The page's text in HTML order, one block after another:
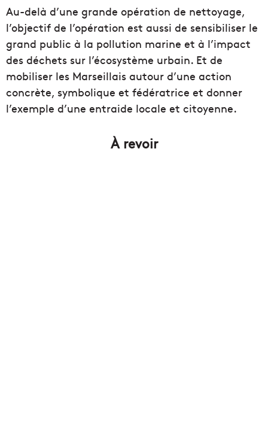
Au-delà d’une grande opération de nettoyage,
l’objectif de l’opération est aussi de sensibiliser le
grand public à la pollution marine et à l’impact
des déchets sur l’écosystème urbain. Et de
mobiliser les Marseillais autour d’une action
concrète, symbolique et fédératrice et donner
l’exemple d’une entraide locale et citoyenne.
À revoir